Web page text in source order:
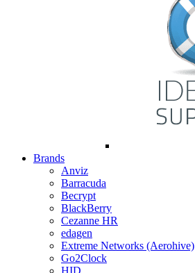
Brands
Anviz
Barracuda
Becrypt
BlackBerry
Cezanne HR
edagen
Extreme Networks (Aerohive)
Go2Clock
HID